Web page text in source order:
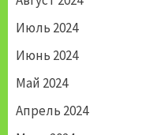
Июль 2024
Июнь 2024
Май 2024
Апрель 2024